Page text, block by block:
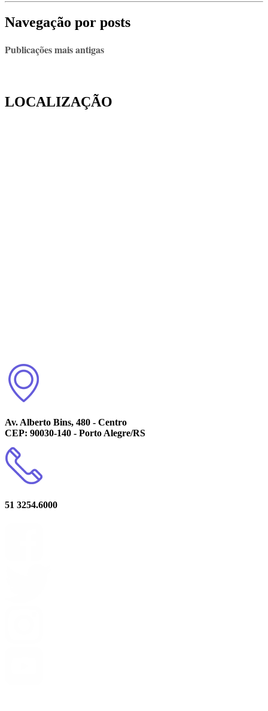
Navegação por posts
Publicações mais antigas
LOCALIZAÇÃO
Av. Alberto Bins, 480 - Centro
CEP: 90030-140 - Porto Alegre/RS
51 3254.6000